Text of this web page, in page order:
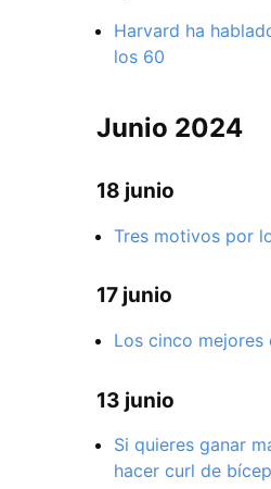
Harvard ha
los 60
Junio 2024
18 junio
Tres motivos por
17 junio
Los cinco
13 junio
Si quieres ganar
hacer curl de